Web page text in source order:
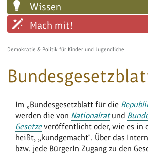
Wissen
Mach mit!
Demokratie & Politik für Kinder und Jugendliche
Im „Bundesgesetzblatt für die
werden die von Nationalratund
Gesetzeveröffentlicht oder, wie es in
heißt, „kundgemacht". Über das
bzw. jede BürgerIn Zugang zu den